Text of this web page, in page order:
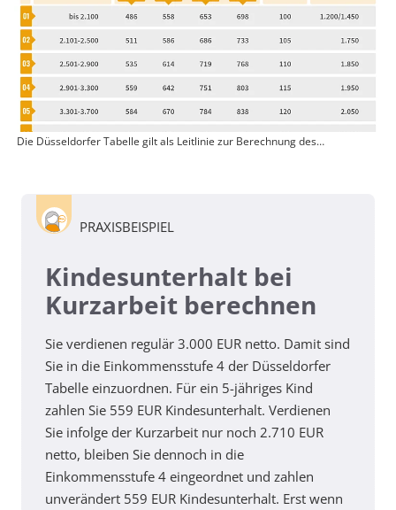
Die Düsseldorfer Tabelle gilt als Leitlinie zur Berechnung des
PRAXISBEISPIEL
Kindesunterhalt bei
Kurzarbeit berechnen
Sie verdienen regulär 3.000 EUR netto. Damit sind
Sie in die Einkommensstufe 4 der Düsseldorfer
Tabelle einzuordnen. Für ein 5-jähriges Kind
zahlen Sie 559 EUR Kindesunterhalt. Verdienen
Sie infolge der Kurzarbeit nur noch 2.710 EUR
netto, bleiben Sie dennoch in die
Einkommensstufe 4 eingeordnet und zahlen
unverändert 559 EUR Kindesunterhalt. Erst wenn